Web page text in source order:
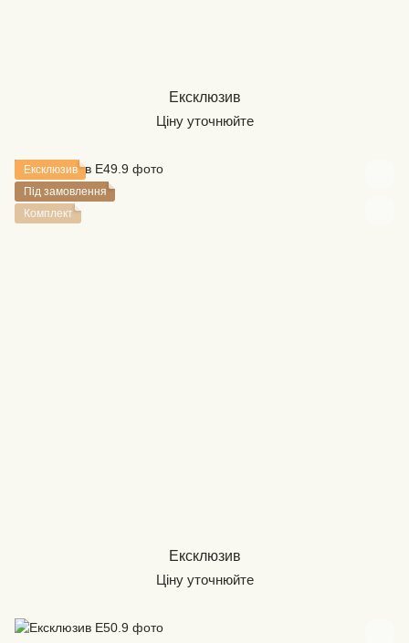
Ексклюзив
Ціну уточнюйте
Ексклюзив
Під замовлення
Комплект
Ексклюзив
Ціну уточнюйте